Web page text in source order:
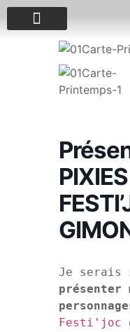
présenter
Festi'joc